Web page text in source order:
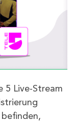
5 Live-Stream
befinden,